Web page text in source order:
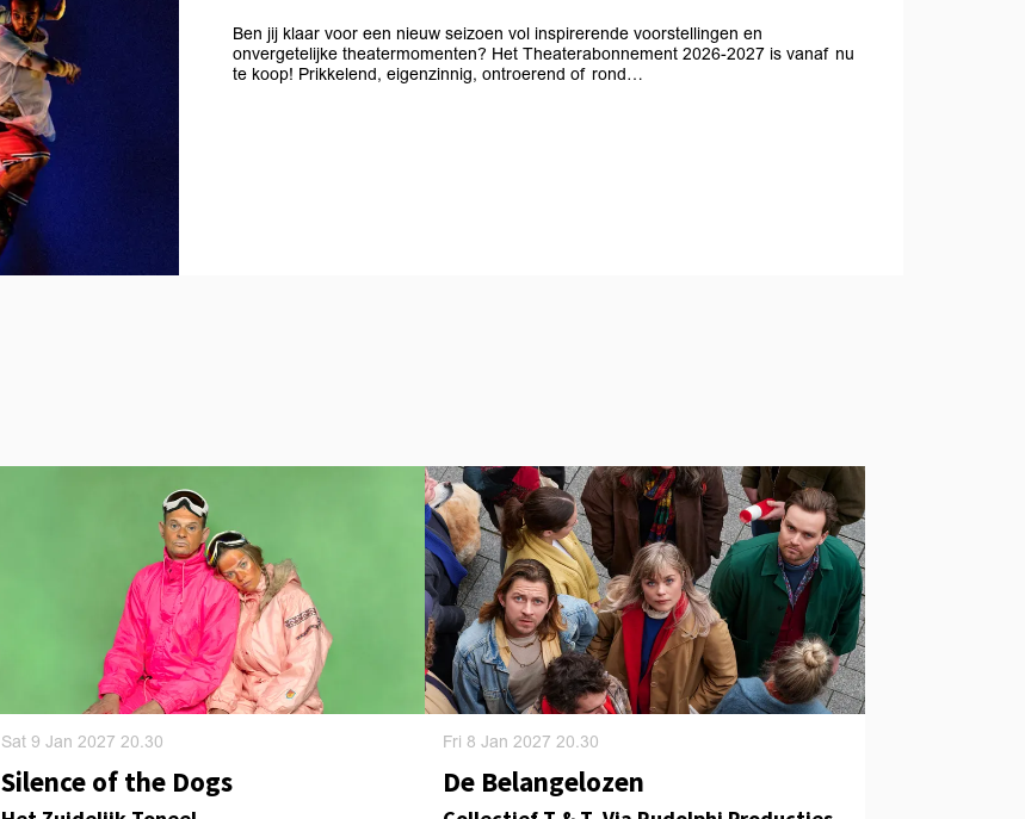
Ben jij klaar voor een nieuw seizoen vol inspirerende voorstellingen en
onvergetelijke theatermomenten? Het Theaterabonnement 2026-2027 is vanaf nu
te koop! Prikkelend, eigenzinnig, ontroerend of rond…
Silence of the Dogs
Sat 9 Jan 202720.30
De Belangelozen
Fri 8 Jan 2027 20.30